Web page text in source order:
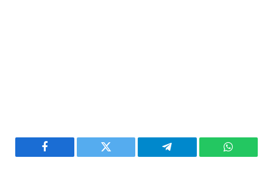
Facebook Twitter Telegram